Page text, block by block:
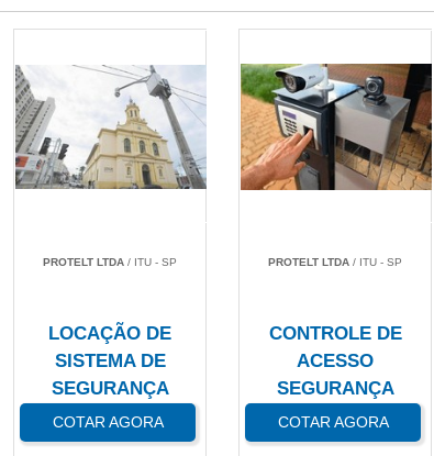
PROTELT LTDA / ITU - SP
LOCAÇÃO DE
SISTEMA DE
SEGURANÇA
COTAR AGORA
PROTELT LTDA / ITU - SP
CONTROLE DE
ACESSO
SEGURANÇA
COTAR AGORA